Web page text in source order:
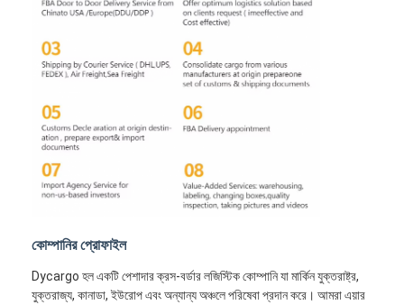
ট্রাক মালবাহী
স্টোরেজ সার্ভিস
কোম্পানির প্রোফাইল
Dycargo হল একটি পেশাদার ক্রস-বর্ডার লজিস্টিক কোম্পানি যা মার্কিন যুক্তরাষ্ট্র,
যুক্তরাজ্য, কানাডা, ইউরোপ এবং অন্যান্য অঞ্চলে পরিষেবা প্রদান করে। আমরা এয়ার